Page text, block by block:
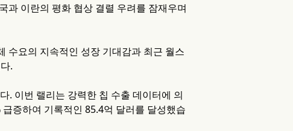
과 이란의 평화 협상 결렬 우려를 잠재우며
수요의 지속적인 성장 기대감과 최근 월스
.
. 이번 랠리는 강력한 칩 수출 데이터에 의
증하여 기록적인 85.4억 달러를 달성했습